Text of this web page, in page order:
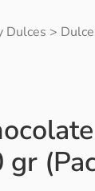
Dulces >